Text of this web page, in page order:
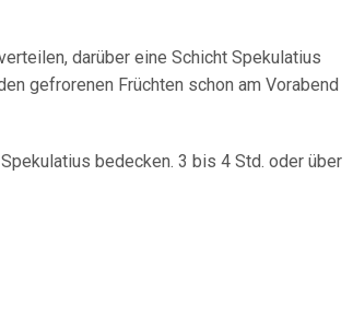
darüber eine Schicht Spekulatius
gefrorenen Früchten schon am Vorabend
bedecken. 3 bis 4 Std. oder über